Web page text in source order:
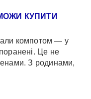
КУПИТИ
компотом — у
Це не
З родинами,